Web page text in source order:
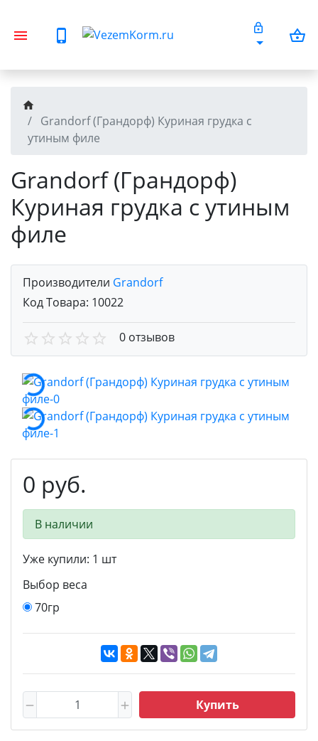
Grandorf (Грандорф) Куриная грудка с
утиным филе
Grandorf (Грандорф)
Куриная грудка с утиным
филе
Производители Grandorf
Код Товара: 10022
0 отзывов
0 руб.
В наличии
Уже купили: 1 шт
Выбор веса
70гр
Купить